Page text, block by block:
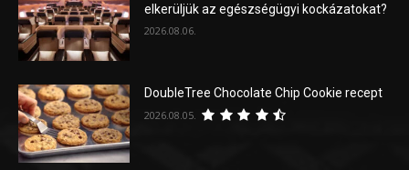
elkerüljük az egészségügyi kockázatokat?
2026.08.06.
DoubleTree Chocolate Chip Cookie recept
2026.08.05.